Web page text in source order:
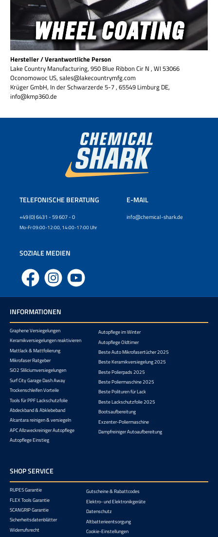
Hersteller / Verantwortliche Person
Lake Country Manufacturing, 950 Blue Ribbon Cir N , WI 53066
Oconomowoc US, sales@lakecountrymfg.com
Krüger GmbH, In der Schwarzerde 5-7 , 65549 Limburg DE,
info@kmp360.de
TELEFONISCHE BERATUNG
+49 (0) 6431 - 59 607 - 0
Mo-Fr 09:00-12:00, 14:00-17:00 Uhr
E-MAIL
info@chemical-shark.de
SOZIALE MEDIEN
Facebook Instagram YouTube
INFORMATIONEN
Graphene Versiegelungen
Keramikversiegelungen reaktivieren
Mattlack & Mattfolierung
Mikrofaser Ratgeber
SiO2 Sliliciumversiegelungen
Surf City Garage Dash Away
Trockenschleifen Vorteile
Tools für PPF Lackschutzfolie
Abdeckband & Abklebeband
Alcantara reinigen & versiegeln
APC Allzweckreiniger Autopflege
Autopflege Einstieg
Autopflege im Winter
Autopflege Oldtimer
Beste Auto Mikrofasertücher 2025
Beste Keramikversiegelung 2025
Beste Polierpads 2025
Beste Poliermaschine 2025
Beste Polituren für Lack
Beste Lackschutzfolie 2025
Bootsaufbereitung
Exzenter-Poliermaschine
Dampfreiniger Autoaufbereitung
SHOP SERVICE
RUPES Garantie
FLEX Tools Garantie
SCANGRIP Garantie
Sicherheitsdatenblätter
Widerrufsrecht
Gutscheine & Rabattcodes
Elektro- und Elektronikgeräte
Datenschutz
Altbatterieentsorgung
Cookie-Einstellungen